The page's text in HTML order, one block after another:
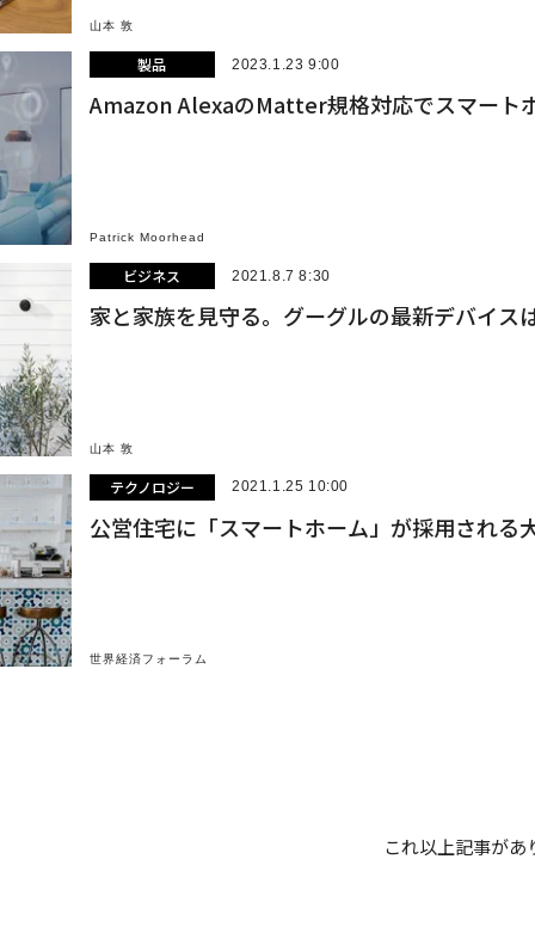
山本 敦
製品 2023.1.23 9:00
Amazon AlexaのMatter規格対応でスマート
Patrick Moorhead
ビジネス 2021.8.7 8:30
家と家族を見守る。グーグルの最新デバイス
山本 敦
テクノロジー 2021.1.25 10:00
公営住宅に「スマートホーム」が採用される
世界経済フォーラム
これ以上記事があ